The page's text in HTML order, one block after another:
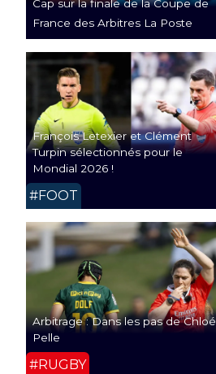
Cap sur la finale de la Coupe de
France des Arbitres La Poste
François Letexier et Clément
Turpin sélectionnés pour le
Mondial 2026 !
#FOOT
Arbitrage : Dans les pas de Chloé
Pelle
#RUGBY